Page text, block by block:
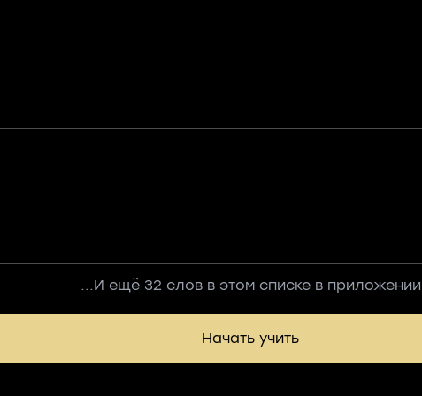
...И ещё 32 слов в этом списке в приложении
Начать учить